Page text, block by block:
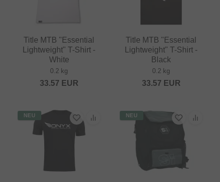
Title MTB "Essential
Lightweight" T-Shirt -
White
0.2 kg
33.57 EUR
Title MTB "Essential
Lightweight" T-Shirt -
Black
0.2 kg
33.57 EUR
NEU NEU